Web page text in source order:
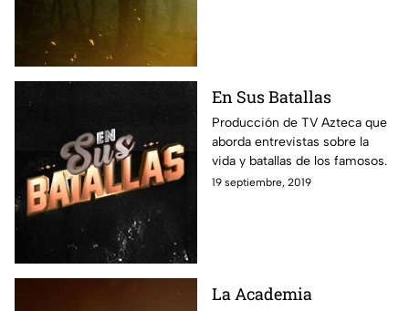
En Sus Batallas
Producción de TV Azteca que
aborda entrevistas sobre la
vida y batallas de los famosos.
19 septiembre, 2019
La Academia